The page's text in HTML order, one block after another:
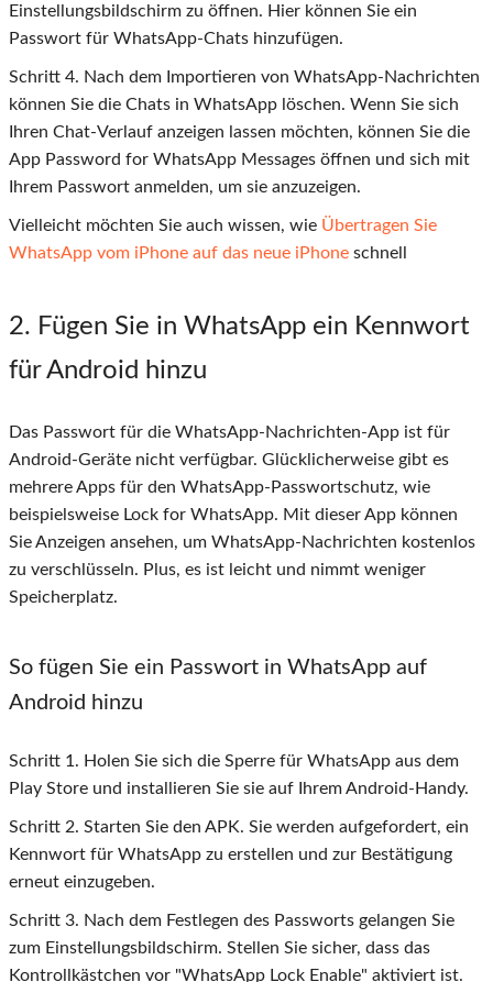
Einstellungsbildschirm zu öffnen. Hier können Sie ein
Passwort für WhatsApp-Chats hinzufügen.
Schritt 4. Nach dem Importieren von WhatsApp-Nachrichten
können Sie die Chats in WhatsApp löschen. Wenn Sie sich
Ihren Chat-Verlauf anzeigen lassen möchten, können Sie die
App Password for WhatsApp Messages öffnen und sich mit
Ihrem Passwort anmelden, um sie anzuzeigen.
Vielleicht möchten Sie auch wissen, wie Übertragen Sie
WhatsApp vom iPhone auf das neue iPhone schnell
2. Fügen Sie in WhatsApp ein Kennwort
für Android hinzu
Das Passwort für die WhatsApp-Nachrichten-App ist für
Android-Geräte nicht verfügbar. Glücklicherweise gibt es
mehrere Apps für den WhatsApp-Passwortschutz, wie
beispielsweise Lock for WhatsApp. Mit dieser App können
Sie Anzeigen ansehen, um WhatsApp-Nachrichten kostenlos
zu verschlüsseln. Plus, es ist leicht und nimmt weniger
Speicherplatz.
So fügen Sie ein Passwort in WhatsApp auf
Android hinzu
Schritt 1 . Holen Sie sich die Sperre für WhatsApp aus dem
Play Store und installieren Sie sie auf Ihrem Android-Handy.
Schritt 2. Starten Sie den APK. Sie werden aufgefordert, ein
Kennwort für WhatsApp zu erstellen und zur Bestätigung
erneut einzugeben.
Schritt 3. Nach dem Festlegen des Passworts gelangen Sie
zum Einstellungsbildschirm. Stellen Sie sicher, dass das
Kontrollkästchen vor "WhatsApp Lock Enable" aktiviert ist.